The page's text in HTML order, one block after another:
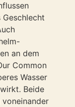
Geschlecht
an dem
Common
Wasser
Beide